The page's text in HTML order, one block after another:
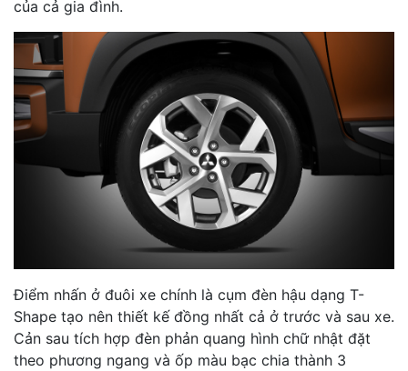
của cả gia đình.
Điểm nhấn ở đuôi xe chính là cụm đèn hậu dạng T-
Shape tạo nên thiết kế đồng nhất cả ở trước và sau xe.
Cản sau tích hợp đèn phản quang hình chữ nhật đặt
theo phương ngang và ốp màu bạc chia thành 3